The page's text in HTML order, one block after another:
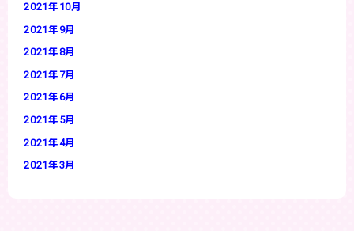
2021年10月
2021年9月
2021年8月
2021年7月
2021年6月
2021年5月
2021年4月
2021年3月